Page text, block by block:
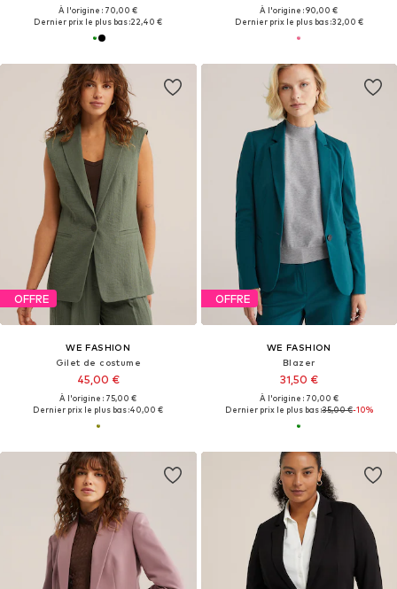
À l'origine : 70,00 €
Dernier prix le plus bas :22,40 €
À l'origine : 90,00 €
Dernier prix le plus bas :32,00 €
OFFRE
WE FASHION
Gilet de costume
45,00 €
À l'origine : 75,00 €
Dernier prix le plus bas :40,00 €
OFFRE
WE FASHION
Blazer
31,50 €
À l'origine : 70,00 €
Dernier prix le plus bas :35,00 €-10%